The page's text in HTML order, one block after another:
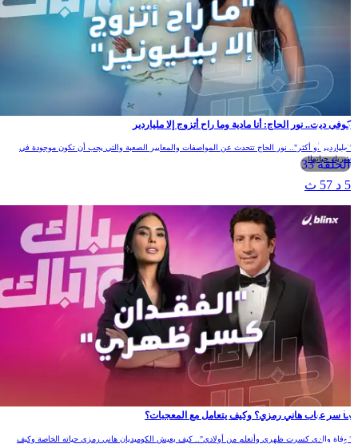
الحلقة 33
كوفي ديت.. نور الحاج: أنا مادية وما راح أتزوج إلا ملياردير
"ملياردير أو أكثر".. نور الحاج تتحدث عن المواصفات والمعايير الصعبة والتي يجب أن تكون موجودة في
شريك حياتها!
ما سر غياب هاني رمزي؟ وكيف يتعامل مع المعجبات؟
"وفاة والدي كسرت ظهري وأتعلم من أولادي".. كيف يعيش الكوميديان هاني رمزي حياته الخاصة وكيف